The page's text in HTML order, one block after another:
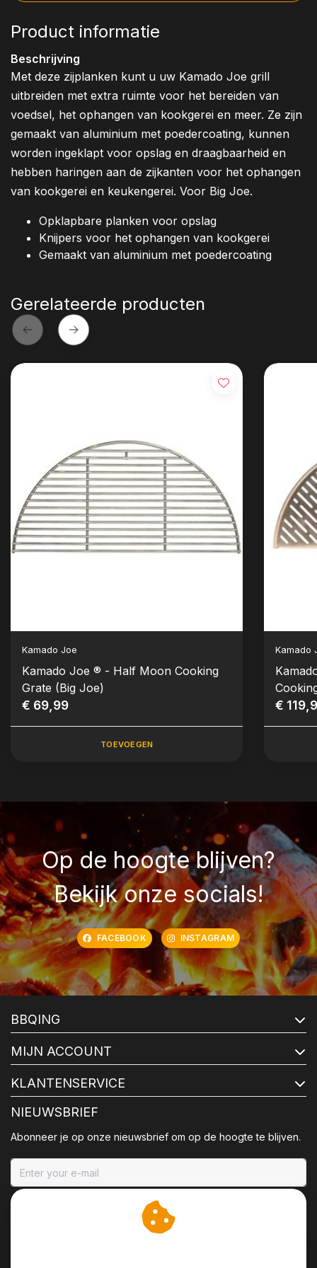
Product informatie
Beschrijving
Met deze zijplanken kunt u uw Kamado Joe grill
uitbreiden met extra ruimte voor het bereiden van
voedsel, het ophangen van kookgerei en meer. Ze zijn
gemaakt van aluminium met poedercoating, kunnen
worden ingeklapt voor opslag en draagbaarheid en
hebben haringen aan de zijkanten voor het ophangen
van kookgerei en keukengerei. Voor Big Joe.
Opklapbare planken voor opslag
Knijpers voor het ophangen van kookgerei
Gemaakt van aluminium met poedercoating
Gerelateerde producten
Kamado Joe
Kamado Joe ® - Half Moon Cooking
Grate (Big Joe)
€ 69,99
TOEVOEGEN
Kamado
€
Op de hoogte blijven?
Bekijk onze socials!
FACEBOOK INSTAGRAM
BBQING
MIJN ACCOUNT
KLANTENSERVICE
NIEUWSBRIEF
Abonneer je op onze nieuwsbrief om op de hoogte te blijven.